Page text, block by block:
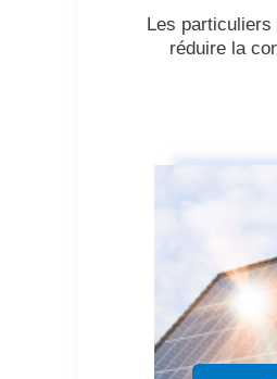
Les particuliers
réduire la